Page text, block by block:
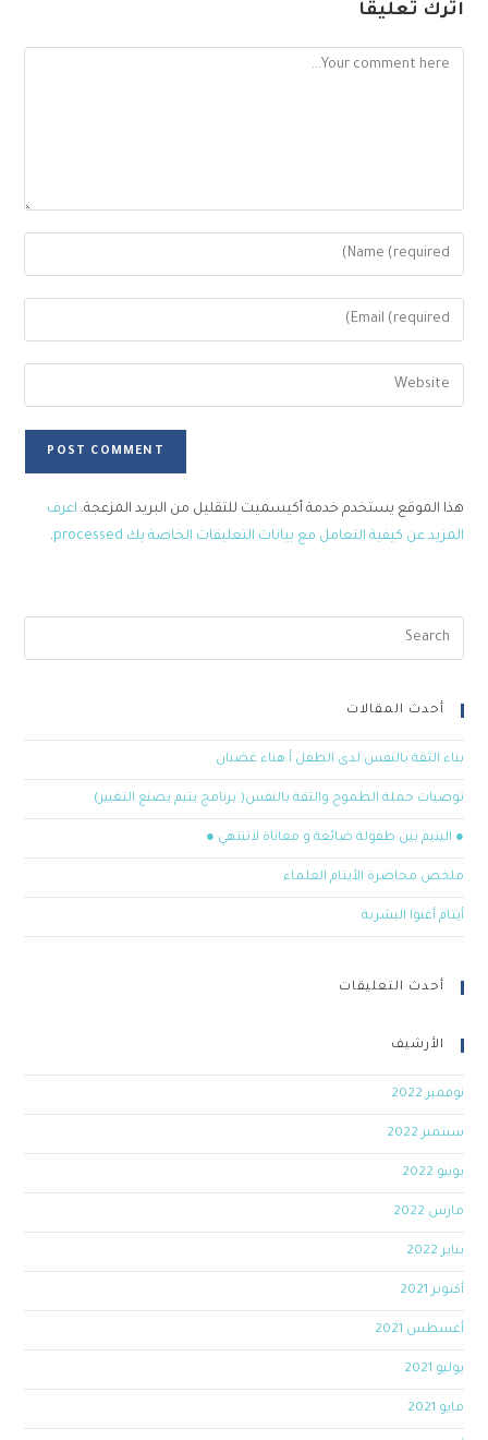
اترك تعليقاً
هذا الموقع يستخدم خدمة أكيسميت للتقليل من البريد المزعجة. اعرف
المزيد عن كيفية التعامل مع بيانات التعليقات الخاصة بك processed
.
أحدث المقالات
بناء الثقة بالنفس لدى الطفل أ.هناء غضبان
توصيات حملة الطموح والثقة بالنفس( برنامج يتيم يصنع التغيير)
● اليتيم بين طفولة ضائعة و معاناة لاتنتهي ●
ملخص محاضرة الأيتام العلماء
أيتام أغنوا البشرية
أحدث التعليقات
الأرشيف
نوفمبر 2022
سبتمبر 2022
يونيو 2022
مارس 2022
يناير 2022
أكتوبر 2021
أغسطس 2021
يوليو 2021
مايو 2021